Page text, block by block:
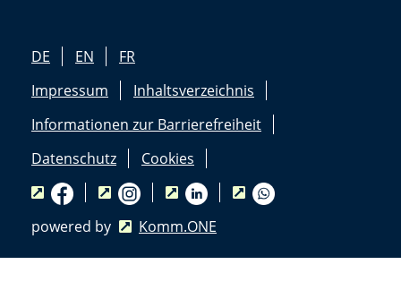
DE EN
FR
Impressum
Inhaltsverzeichnis
Informationen zur Barrierefreiheit
Datenschutz
Cookies
powered by Komm.ONE